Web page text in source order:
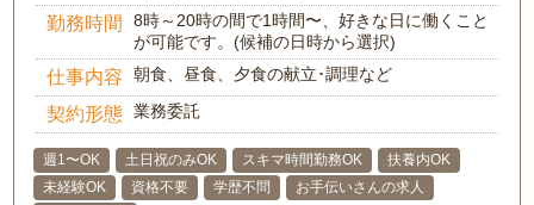
勤務時間
8時～20時の間で1時間〜、好きな日に働くこと
が可能です。(候補の日時から選択)
仕事内容 朝食、昼食、夕食の献立･調理など
契約形態 業務委託
週1〜OK 土日祝のみOK スキマ時間勤務OK
扶養内OK
未経験OK
資格不要 学歴不問
お手伝いさんの求人